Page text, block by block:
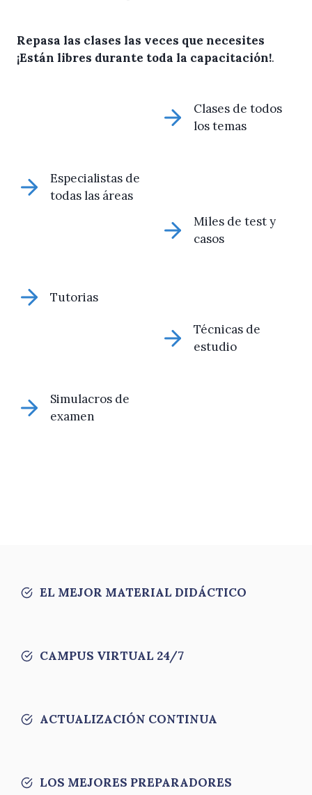
Repasa las clases las veces que necesites
¡Están libres durante toda la capacitación!.
Clases de todos
los temas
Especialistas de
todas las áreas
Miles de test y
casos
Tutorias
Técnicas de
estudio
Simulacros de
examen
EL MEJOR MATERIAL DIDÁCTICO
CAMPUS VIRTUAL 24/7
ACTUALIZACIÓN CONTINUA
LOS MEJORES PREPARADORES